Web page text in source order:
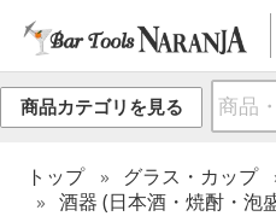
商品カテゴリを見る
トップ グラス・カップ
酒器 (日本酒・焼酎・泡